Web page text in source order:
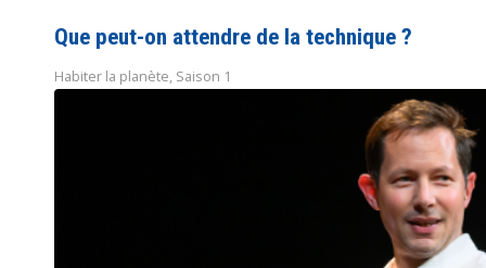
Que peut-on attendre de la technique ?
Habiter la planète, Saison 1